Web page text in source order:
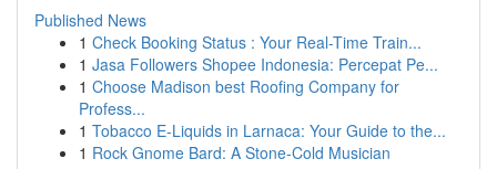
Published News
1 Check Booking Status : Your Real-Time Train...
1 Jasa Followers Shopee Indonesia: Percepat Pe...
1 Choose Madison best Roofing Company for
Profess...
1 Tobacco E-Liquids in Larnaca: Your Guide to the...
1 Rock Gnome Bard: A Stone-Cold Musician